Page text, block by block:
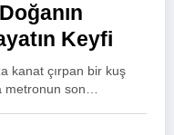
Keyfi
kanat çırpan bir kuş
metronun son…